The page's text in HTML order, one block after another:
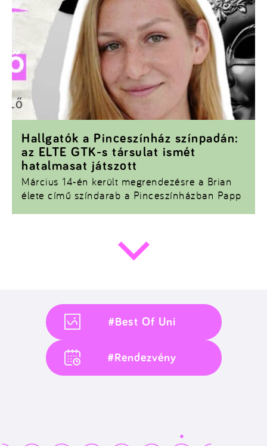
Március 14-én került megrendezésre a Brian
élete című színdarab a Pinceszínházban Papp
gondolatmenetről a darab mögött. Orsi
gazdálkodási és menedzsment alapszakos
lehet korábbi cikkünkből.
Hallgatók a Pinceszínház színpadán:
az ELTE GTK-s társulat ismét
hatalmasat játszott
#Best Of Uni
#Rendezvény